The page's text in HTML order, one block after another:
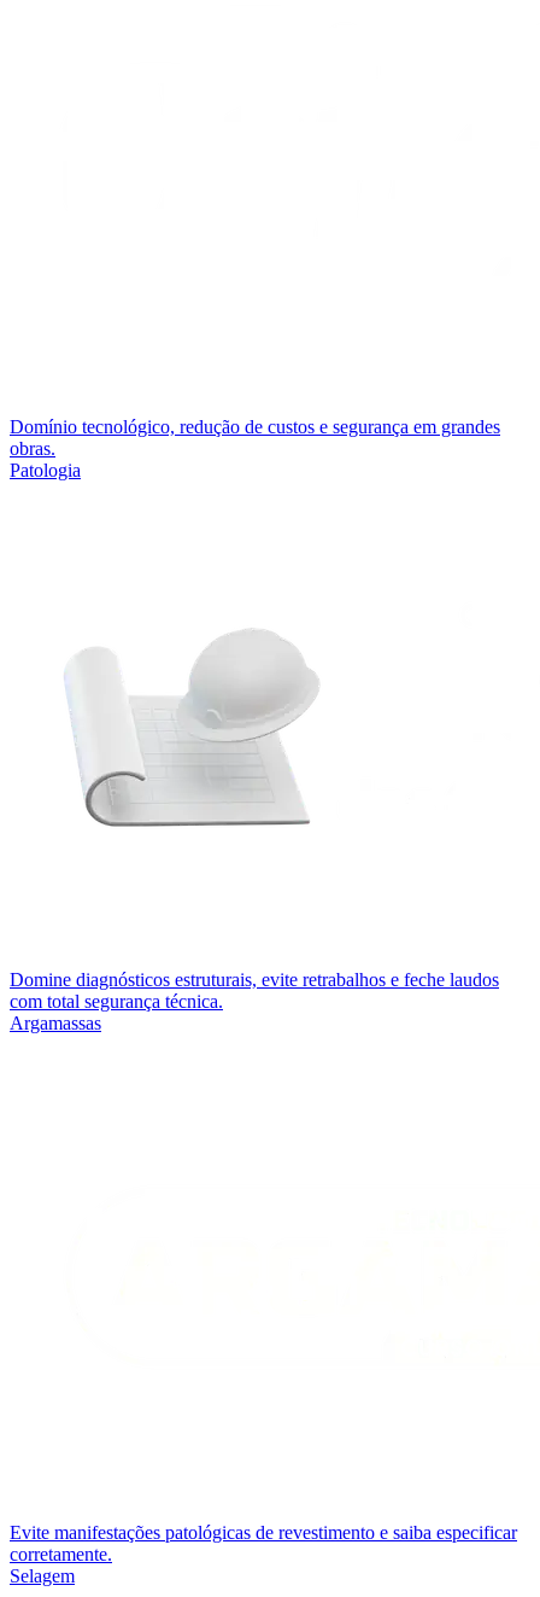
Domínio tecnológico, redução de custos e segurança em grandes
obras.
Patologia
Domine diagnósticos estruturais, evite retrabalhos e feche laudos
com total segurança técnica.
Argamassas
Evite manifestações patológicas de revestimento e saiba especificar
corretamente.
Selagem